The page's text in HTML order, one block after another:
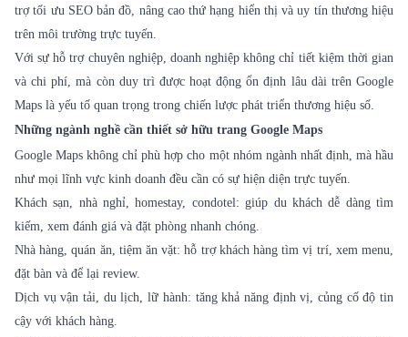
trợ tối ưu SEO bản đồ, nâng cao thứ hạng hiển thị và uy tín thương hiệu
trên môi trường trực tuyến.
Với sự hỗ trợ chuyên nghiệp, doanh nghiệp không chỉ tiết kiệm thời gian
và chi phí, mà còn duy trì được hoạt động ổn định lâu dài trên Google
Maps là yếu tố quan trọng trong chiến lược phát triển thương hiệu số.
Những ngành nghề cần thiết sở hữu trang Google Maps
Google Maps không chỉ phù hợp cho một nhóm ngành nhất định, mà hầu
như mọi lĩnh vực kinh doanh đều cần có sự hiện diện trực tuyến.
Khách sạn, nhà nghỉ, homestay, condotel: giúp du khách dễ dàng tìm
kiếm, xem đánh giá và đặt phòng nhanh chóng.
Nhà hàng, quán ăn, tiệm ăn vặt: hỗ trợ khách hàng tìm vị trí, xem menu,
đặt bàn và để lại review.
Dịch vụ vận tải, du lịch, lữ hành: tăng khả năng định vị, củng cố độ tin
cậy với khách hàng.